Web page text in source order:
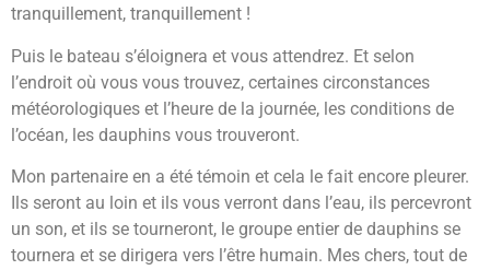
tranquillement, tranquillement !
Puis le bateau s’éloignera et vous attendrez. Et selon
l’endroit où vous vous trouvez, certaines circonstances
météorologiques et l’heure de la journée, les conditions de
l’océan, les dauphins vous trouveront.
Mon partenaire en a été témoin et cela le fait encore pleurer.
Ils seront au loin et ils vous verront dans l’eau, ils percevront
un son, et ils se tourneront, le groupe entier de dauphins se
tournera et se dirigera vers l’être humain. Mes chers, tout de